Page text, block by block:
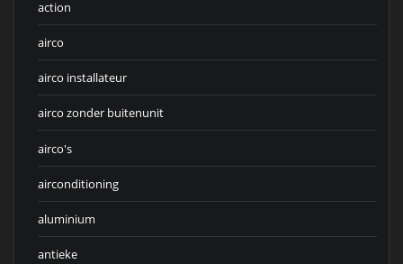
action
airco
airco installateur
airco zonder buitenunit
airco's
airconditioning
aluminium
antieke